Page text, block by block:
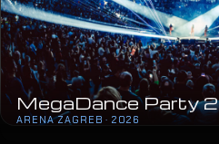
MegaDance Party 2
ARENA ZAGREB · 2026